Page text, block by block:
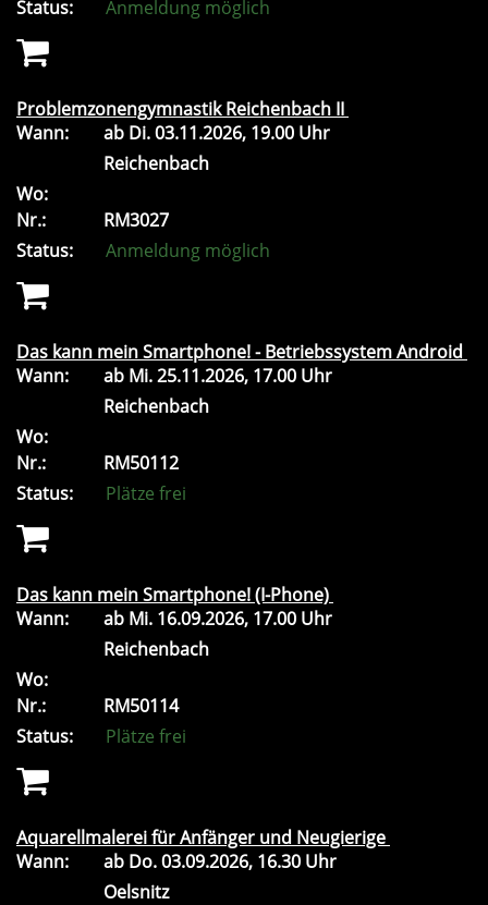
Status:
Anmeldung möglich
Problemzonengymnastik Reichenbach II
Wann:
ab Di.03.11.2026, 19.00 Uhr
Reichenbach
Wo:
Nr.:
RM3027
Status:
Anmeldung möglich
Das kann mein Smartphone! - Betriebssystem Android
Wann:
ab Mi.25.11.2026, 17.00 Uhr
Reichenbach
Wo:
Nr.:
RM50112
Status:
Plätze frei
Das kann mein Smartphone! (I-Phone)
Wann:
ab Mi. 16.09.2026, 17.00 Uhr
Reichenbach
Wo:
Nr.:
RM50114
Status:
Plätze frei
Aquarellmalerei für Anfänger und Neugierige
Wann:
ab Do.03.09.2026, 16.30 Uhr
Oelsnitz